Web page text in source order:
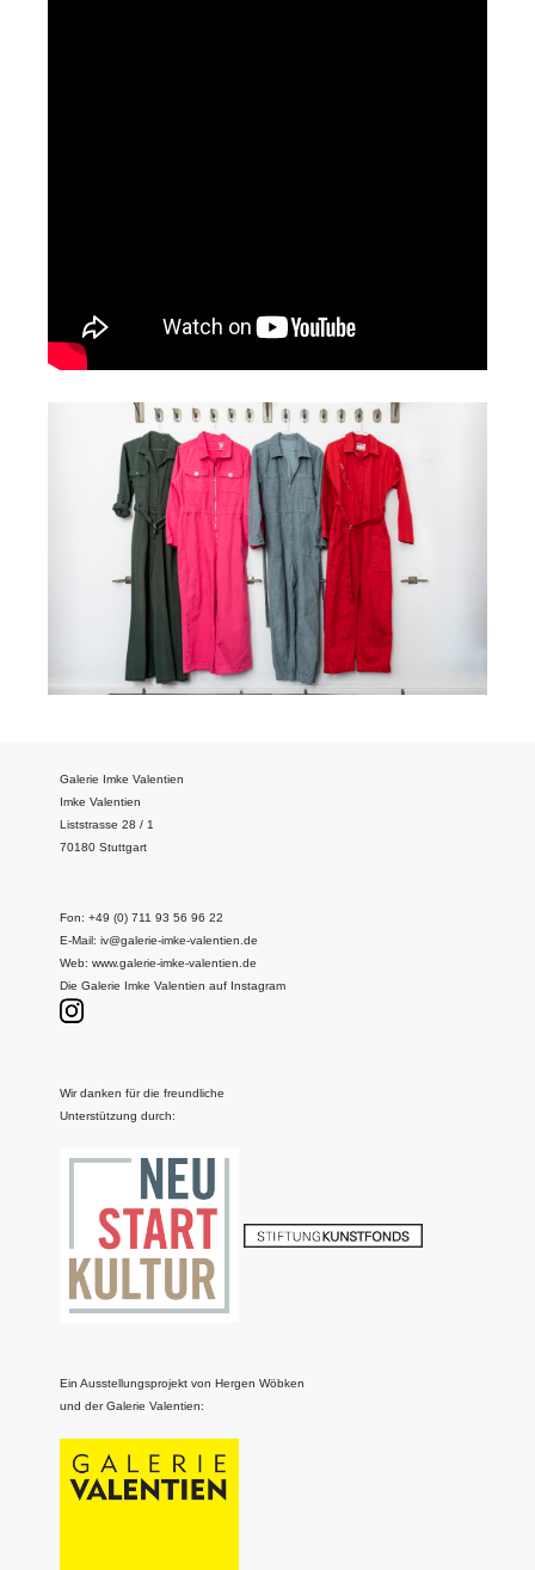
Galerie Imke Valentien
Imke Valentien
Liststrasse 28 / 1
70180 Stuttgart
Fon: +49 (0) 711 93 56 96 22
E-Mail: iv@galerie-imke-valentien.de
Web: www.galerie-imke-valentien.de
Die Galerie Imke Valentien auf Instagram
Wir danken für die freundliche
Unterstützung durch:
Ein Ausstellungsprojekt von Hergen Wöbken
und der Galerie Valentien: